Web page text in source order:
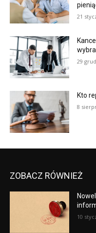
21
29
Kto
8
ZOBACZ RÓWNIEŻ
10